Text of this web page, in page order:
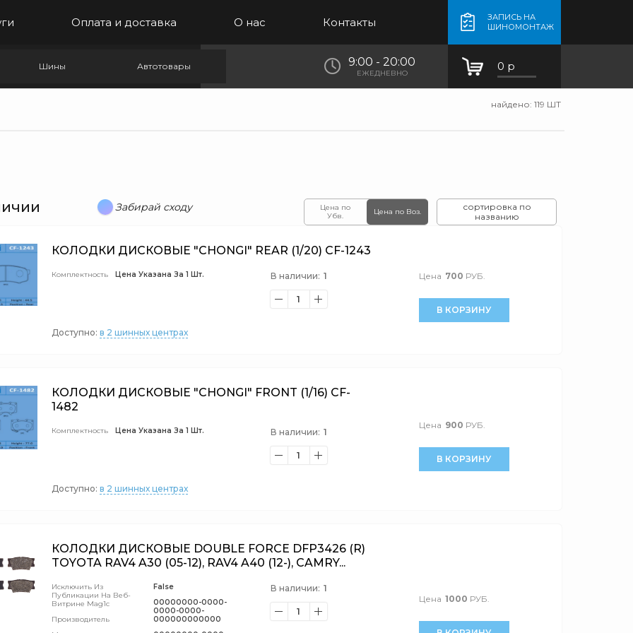
Оплата и доставка О нас Контакты
ЗАПИСЬ НА
ШИНОМОНТАЖ
Шины Автотовары 9:00 - 20:00
ЕЖЕДНЕВНО 0 р
найдено: 119 ШТ
Забирай сходу
Цена по
Убв.
Цена по Воз.
сортировка по
названию
Цена 700 РУБ.
КОЛОДКИ ДИСКОВЫЕ "CHONGI" REAR (1/20) CF-1243
Комплектность Цена Указана За 1 Шт. 1
В наличии:
1
Доступно: в 2 шинных центрах
В КОРЗИНУ
Цена 900 РУБ.
КОЛОДКИ ДИСКОВЫЕ "CHONGI" FRONT (1/16) CF-
1482
Комплектность Цена Указана За 1 Шт. 1
В наличии:
1
Доступно: в 2 шинных центрах
В КОРЗИНУ
Цена 1000 РУБ.
КОЛОДКИ ДИСКОВЫЕ DOUBLE FORCE DFP3426 (R)
TOYOTA RAV4 A30 (05-12), RAV4 A40 (12-), CAMRY...
Исключить Из
Публикации На Веб-
Витрине Mag1c
Производитель
False
00000000-0000-
0000-0000-
000000000000
1
В наличии:
1